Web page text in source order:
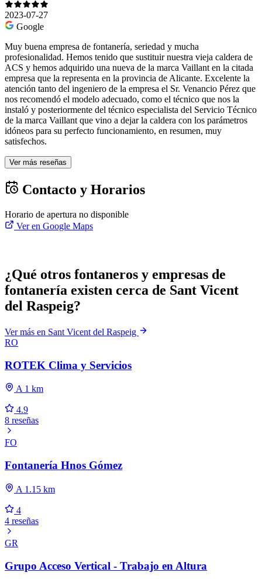
2023-07-27
Google
Muy buena empresa de fontanería, seriedad y mucha
profesionalidad. Hemos tenido que sustituir nuestra vieja caldera de
ACS y hemos adquirido una nueva de la marca Vaillant en la citada
empresa que la representa en la provincia de Alicante. Excelente la
atención tanto del ingeniero de la empresa el Sr. Venancio Pérez que
nos recomendó el modelo adecuado, como el técnico que nos la
instaló y posteriormente del técnico especialista del Servicio Técnico
de la marca Vaillant que vino a dejar la caldera con los parámetros
idóneos para su perfecto funcionamiento, en resumen, muy
satisfechos.
Ver más reseñas
Contacto y Horarios
Horario de apertura no disponible
Ver en Google Maps
¿Qué otros fontaneros y empresas de
fontanería existen cerca de Sant Vicent
del Raspeig?
Ver más en Sant Vicent del Raspeig
RO
ROTEK Clima y Servicios
A 1 km
4.9
8 reseñas
FO
Fontanería Hnos Gómez
A 1.15 km
4
4 reseñas
GR
Grupo Acceso Vertical - Trabajo en Altura